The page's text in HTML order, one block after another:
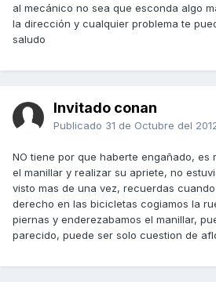
al mecánico no sea que esconda algo
la dirección y cualquier problema te
saludo
Invitado conan
Publicado 31 de Octubre del
NO tiene por que haberte engañado, es
el manillar y realizar su apriete, no
visto mas de una vez, recuerdas
derecho en las bicicletas cogiamos la
piernas y enderezabamos el manillar,
parecido, puede ser solo cuestion de